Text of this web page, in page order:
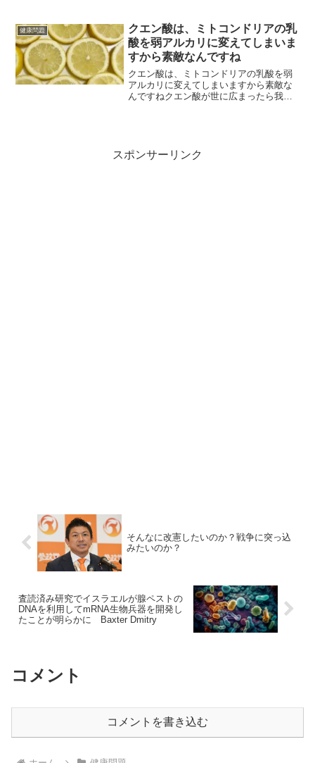
あり、それがとても私に響い...
健康問題
クエン酸は、ミトコンドリアの乳
酸を弱アルカリに変えてしまいま
すから素敵なんですね
クエン酸は、ミトコンドリアの乳酸を弱
アルカリに変えてしまいますから素敵な
んですねクエン酸が世に広まったら我々
スポンサーリンク
そんなに改憲したいのか？戦争に突っ込
みたいのか？
査読済み研究でイスラエルが腺ペストの
DNAを利用してmRNA生物兵器を開発し
たことが明らかに Baxter Dmitry
コメント
コメントを書き込む